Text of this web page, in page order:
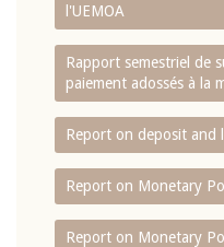
l'UEMOA
Rapport semestriel de
paiement adossés à la
Report on deposit and
Report on Monetary
Report on Monetary